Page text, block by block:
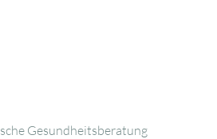
Gesundheitsberatung